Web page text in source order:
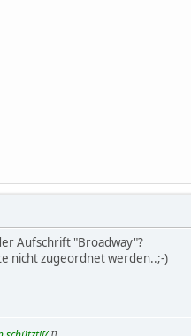
Aufschrift "Broadway"?
nicht zugeordnet werden..;-)